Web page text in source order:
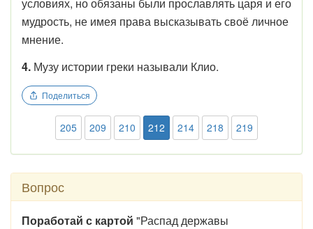
мудрость, не имея права высказывать своё личное
мнение.
4. Музу истории греки называли Клио.
Поделиться
205 209 210 212 214 218 219
Вопрос
Поработай с картой "Распад державы